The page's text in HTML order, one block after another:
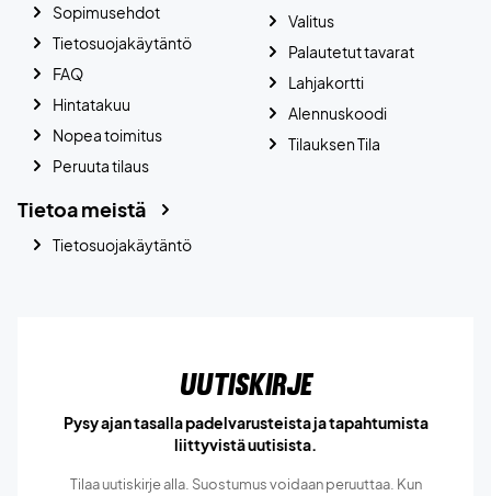
Sopimusehdot
Tietosuojakäytäntö
FAQ
Hintatakuu
Nopea toimitus
Peruuta tilaus
Valitus
Palautetut tavarat
Lahjakortti
Alennuskoodi
Tilauksen Tila
Tietoa meistä
Tietosuojakäytäntö
Uutiskirje
Pysy ajan tasalla padelvarusteista ja tapahtumista
liittyvistä uutisista.
Tilaa uutiskirje alla. Suostumus voidaan peruuttaa. Kun